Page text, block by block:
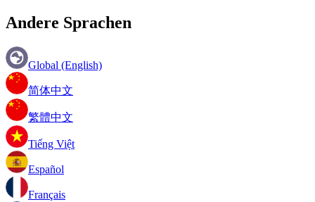
Andere Sprachen
Global (English)
简体中文
繁體中文
Tiếng Việt
Español
Français